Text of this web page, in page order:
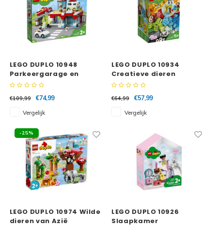
LEGO DUPLO 10948
Parkeergarage en
wasstraat
€109,99
€74,99
Vergelijk
LEGO DUPLO 10934
Creatieve dieren
€64,99
€57,99
Vergelijk
-25%
LEGO DUPLO 10974 Wilde
dieren van Azië
LEGO DUPLO 10926
Slaapkamer